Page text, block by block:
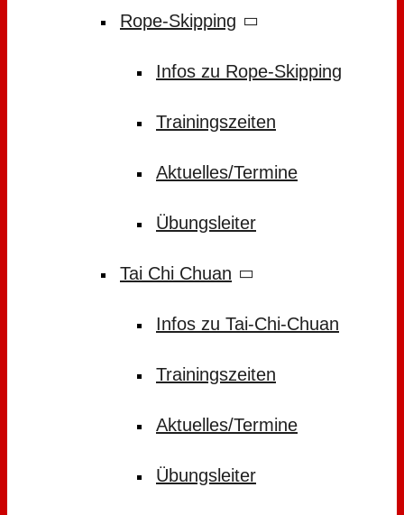
Rope-Skipping
Infos zu Rope-Skipping
Trainingszeiten
Aktuelles/Termine
Übungsleiter
Tai Chi Chuan
Infos zu Tai-Chi-Chuan
Trainingszeiten
Aktuelles/Termine
Übungsleiter